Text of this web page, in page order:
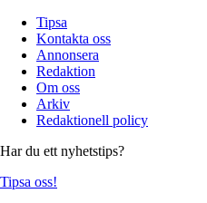
Tipsa
Kontakta oss
Annonsera
Redaktion
Om oss
Arkiv
Redaktionell policy
Har du ett nyhetstips?
Tipsa oss!